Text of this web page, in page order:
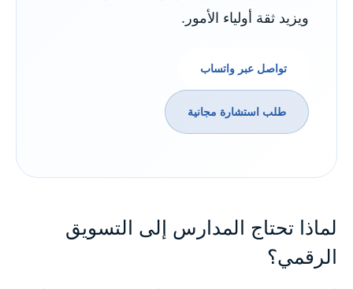
ويزيد ثقة أولياء الأمور.
تواصل عبر واتساب
طلب استشارة مجانية
لماذا تحتاج المدارس إلى التسويق
الرقمي؟